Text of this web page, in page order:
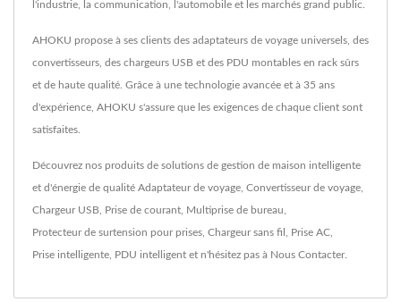
l'industrie, la communication, l'automobile et les marchés grand public.
AHOKU propose à ses clients des adaptateurs de voyage universels, des
convertisseurs, des chargeurs USB et des PDU montables en rack sûrs
et de haute qualité. Grâce à une technologie avancée et à 35 ans
d'expérience, AHOKU s'assure que les exigences de chaque client sont
satisfaites.
Découvrez nos produits de solutions de gestion de maison intelligente
et d'énergie de qualité Adaptateur de voyage Convertisseur de voyage
Chargeur USB Prise de courant Multiprise de bureau
Protecteur de surtension pour prises Chargeur sans fil Prise AC
Prise intelligente PDU intelligent et n'hésitez pas à Nous Contacter.